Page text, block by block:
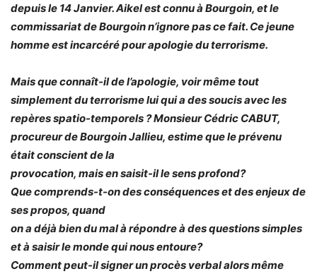
depuis le 14 Janvier. Aikel est connu à Bourgoin, et le
commissariat de Bourgoin n’ignore pas ce fait. Ce jeune
homme est incarcéré pour apologie du terrorisme.
Mais que connaît-il de l’apologie, voir même tout
simplement du terrorisme lui qui a des soucis avec les
repères spatio-temporels ? Monsieur Cédric CABUT,
procureur de Bourgoin Jallieu, estime que le prévenu
était conscient de la
provocation, mais en saisit-il le sens profond?
Que comprends-t-on des conséquences et des enjeux de
ses propos, quand
on a déjà bien du mal à répondre à des questions simples
et à saisir le monde qui nous entoure?
Comment peut-il signer un procès verbal alors même